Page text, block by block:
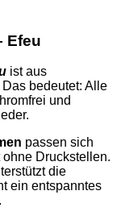
Efeu
ist aus
bedeutet: Alle
und
passen sich
Druckstellen.
die
ein entspanntes